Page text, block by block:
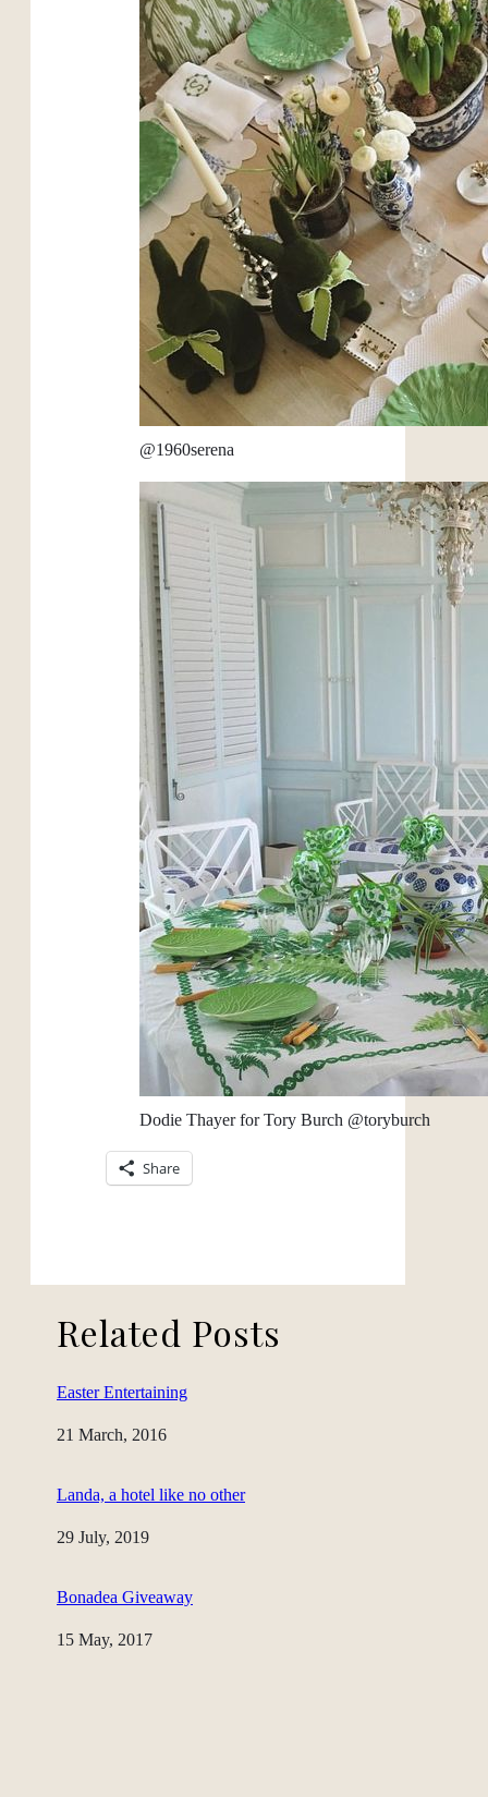
@1960serena
Dodie Thayer for Tory Burch @toryburch
Share
Related Posts
Easter Entertaining
Date
21 March, 2016
Landa, a hotel like no other
Date
29 July, 2019
Bonadea Giveaway
Date
15 May, 2017